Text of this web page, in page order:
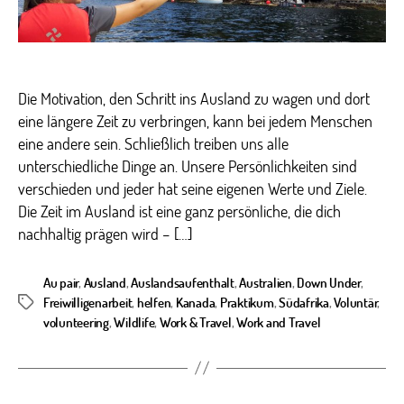
Die Motivation, den Schritt ins Ausland zu wagen und dort
eine längere Zeit zu verbringen, kann bei jedem Menschen
eine andere sein. Schließlich treiben uns alle
unterschiedliche Dinge an. Unsere Persönlichkeiten sind
verschieden und jeder hat seine eigenen Werte und Ziele.
Die Zeit im Ausland ist eine ganz persönliche, die dich
nachhaltig prägen wird – […]
Schlagwörter
Au pair, Ausland,Auslandsaufenthalt,Australien, Down Under,
Freiwilligenarbeit, helfen, Kanada, Praktikum,Südafrika,Voluntär,
volunteering,Wildlife, Work & Travel,Work and Travel